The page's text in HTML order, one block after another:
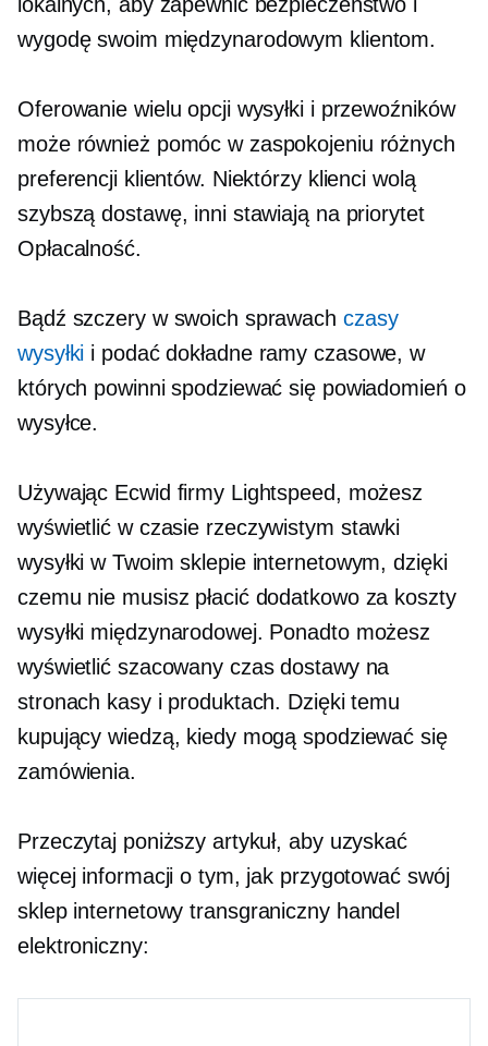
wygodę swoim międzynarodowym klientom.
Oferowanie wielu opcji wysyłki i przewoźników
może również pomóc w zaspokojeniu różnych
preferencji klientów. Niektórzy klienci wolą
szybszą dostawę, inni stawiają na priorytet
Opłacalność.
Bądź szczery w swoich sprawach czasy
wysyłki i podać dokładne ramy czasowe, w
których powinni spodziewać się powiadomień o
wysyłce.
Używając Ecwid firmy Lightspeed, możesz
wyświetlić w czasie rzeczywistym stawki
wysyłki w Twoim sklepie internetowym, dzięki
czemu nie musisz płacić dodatkowo za koszty
wysyłki międzynarodowej. Ponadto możesz
wyświetlić szacowany czas dostawy na
stronach kasy i produktach. Dzięki temu
kupujący wiedzą, kiedy mogą spodziewać się
zamówienia.
Przeczytaj poniższy artykuł, aby uzyskać
więcej informacji o tym, jak przygotować swój
sklep internetowytransgranicznyhandel
elektroniczny: